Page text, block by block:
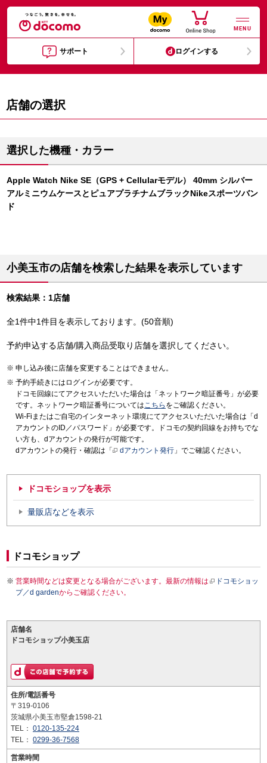
MENU
サポート ログインする
店舗の選択
選択した機種・カラー
Apple Watch Nike SE（GPS + Cellularモデル） 40mm シルバー
アルミニウムケースとピュアプラチナムブラックNikeスポーツバン
ド
小美玉市の店舗を検索した結果を表示しています
検索結果：1店舗
全1件中1件目を表示しております。(50音順)
予約申込する店舗/購入商品受取り店舗を選択してください。
申し込み後に店舗を変更することはできません。
予約手続きにはログインが必要です。
ドコモ回線にてアクセスいただいた場合は「ネットワーク暗証番号」が必要
です。ネットワーク暗証番号についてはこちら をご確認ください。
Wi-Fiまたはご自宅のインターネット環境にてアクセスいただいた場合は「d
アカウントのID／パスワード」が必要です。ドコモの契約回線をお持ちでな
い方も、dアカウントの発行が可能です。
dアカウントの発行・確認は「
dアカウント発行 」でご確認ください。
ドコモショップを表示
量販店などを表示
ドコモショップ
営業時間などは変更となる場合がございます。最新の情報は
ドコモショッ
プ／d gardenからご確認ください。
店舗名
ドコモショップ小美玉店
住所/電話番号
〒319-0106
茨城県小美玉市堅倉1598-21
TEL： 0120-135-224
TEL： 0299-36-7568
営業時間